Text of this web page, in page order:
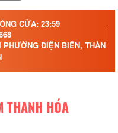
CỬA: 23:59
ĐIỆN BIÊN, THÀNH
THANH HÓA